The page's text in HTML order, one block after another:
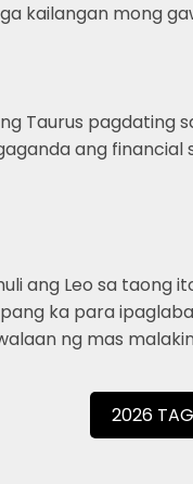
kailangan mong
Taurus pagdating
ang
ang Leo sa taong
ka para
ng mas
2026